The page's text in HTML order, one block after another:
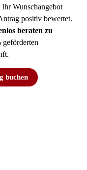
Wunschangebot
positiv bewertet.
beraten zu
geförderten
buchen